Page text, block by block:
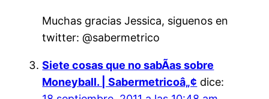
Muchas gracias Jessica, siguenos en
twitter: @sabermetrico
Siete cosas que no sabÃ­as sobre
Moneyball. | Sabermetricoâ„¢ dice: